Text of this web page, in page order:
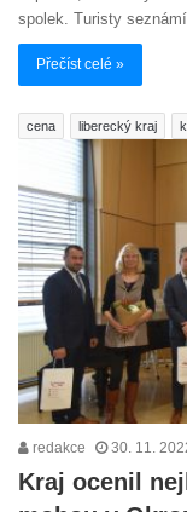
spolek. Turisty
Přečíst celé »
cena liberecký kraj
redakce 30. 11.
Kraj ocenil